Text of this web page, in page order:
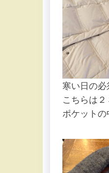
寒い日の必
こちらは２
ポケット